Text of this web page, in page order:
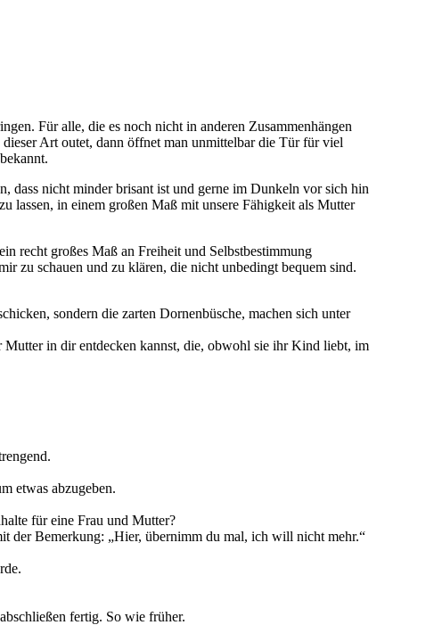
Für alle, die es noch nicht in anderen Zusammenhängen
Art outet, dann öffnet man unmittelbar die Tür für viel
dass nicht minder brisant ist und gerne im Dunkeln vor sich hin
lassen, in einem großen Maß mit unsere Fähigkeit als Mutter
recht großes Maß an Freiheit und Selbstbestimmung
zu schauen und zu klären, die nicht unbedingt bequem sind.
sondern die zarten Dornenbüsche, machen sich unter
Mutter in dir entdecken kannst, die, obwohl sie ihr Kind liebt, im
etwas abzugeben.
für eine Frau und Mutter?
der Bemerkung: „Hier, übernimm du mal, ich will nicht mehr.“
fertig. So wie früher.